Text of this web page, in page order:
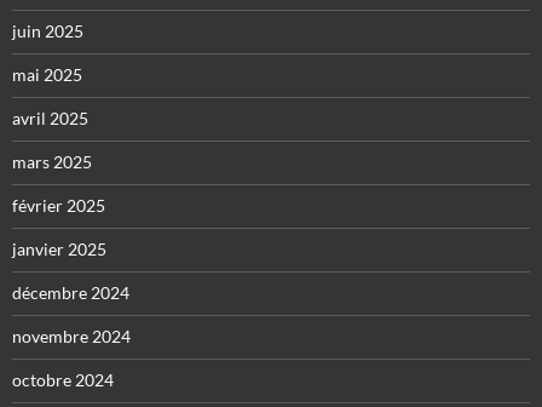
juin 2025
mai 2025
avril 2025
mars 2025
février 2025
janvier 2025
décembre 2024
novembre 2024
octobre 2024